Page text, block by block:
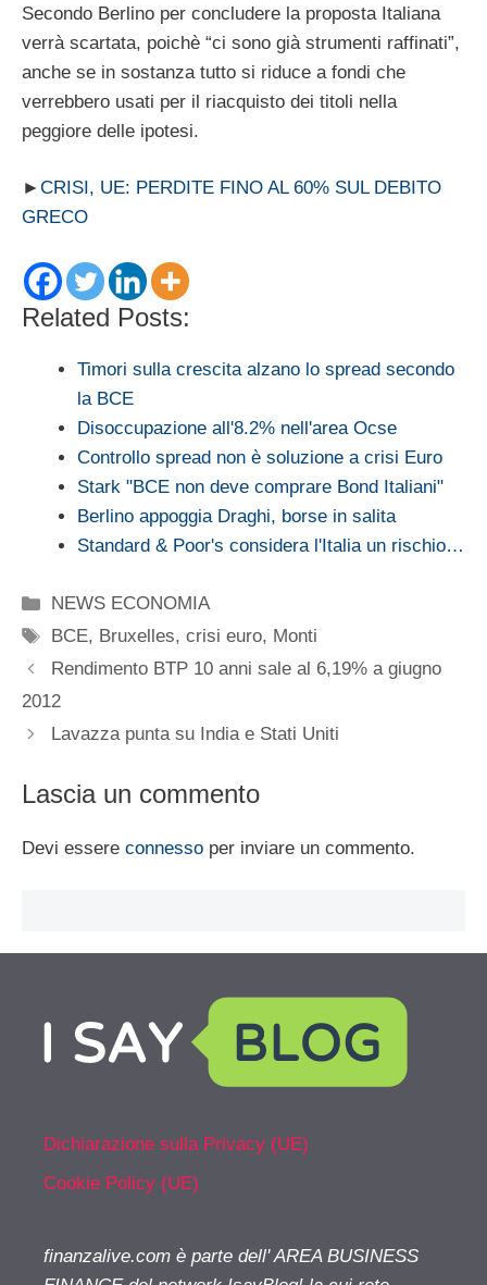
Secondo Berlino per concludere la proposta Italiana
verrà scartata, poichè “ci sono già strumenti raffinati”,
anche se in sostanza tutto si riduce a fondi che
verrebbero usati per il riacquisto dei titoli nella
peggiore delle ipotesi.
► CRISI, UE: PERDITE FINO AL 60% SUL DEBITO
GRECO
Related Posts:
Timori sulla crescita alzano lo spread secondo
la BCE
Disoccupazione all'8.2% nell'area Ocse
Controllo spread non è soluzione a crisi Euro
Stark "BCE non deve comprare Bond Italiani"
Berlino appoggia Draghi, borse in salita
Standard & Poor's considera l'Italia un rischio…
Categorie
NEWS ECONOMIA
Tag
BCE, Bruxelles,crisi euro, Monti
Rendimento BTP 10 anni sale al 6,19% a giugno
2012
Lavazza punta su India e Stati Uniti
Lascia un commento
Devi essere connesso per inviare un commento.
Dichiarazione sulla Privacy (UE)
Cookie Policy (UE)
finanzalive.com è parte dell' AREA BUSINESS